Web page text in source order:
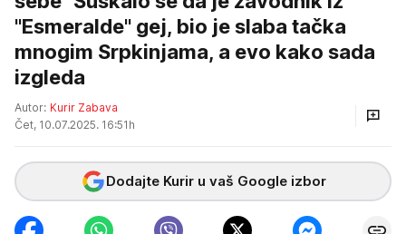
"Esmeralde" gej, bio je slaba tačka
mnogim Srpkinjama, a evo kako sada
izgleda
Autor: Kurir Zabava
Čet, 10.07.2025. 16:51h
Dodajte Kurir u vaš Google izbor